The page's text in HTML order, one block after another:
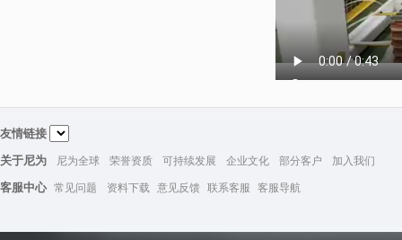
友情链接
关于尼为
尼为全球 荣誉资质 可持续发展 企业文化 部分客户 加入我们
客服中心 常见问题 资料下载 意见反馈 联系客服 客服导航